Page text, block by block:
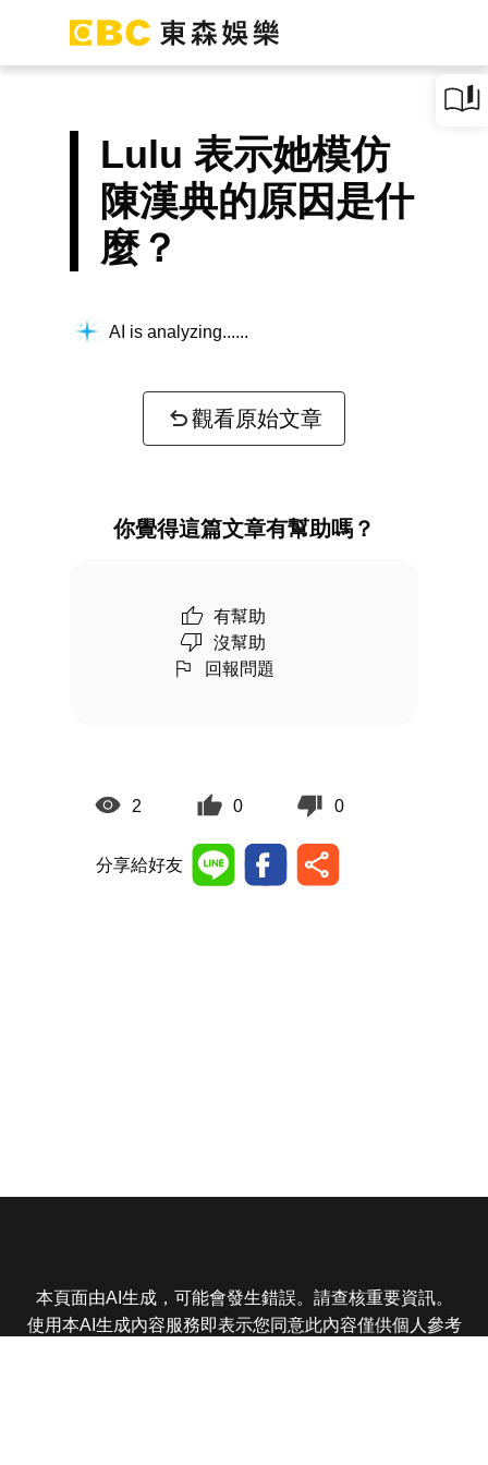
Lulu 表示她模仿
陳漢典的原因是什
麼？
AI is analyzing...
觀看原始文章
你覺得這篇文章有幫助嗎？
有幫助
沒幫助
回報問題
2 0 0
分享給好友
本頁面由AI生成，可能會發生錯誤。請查核重要資訊。
使用本AI生成內容服務即表示您同意此內容僅供個人參考